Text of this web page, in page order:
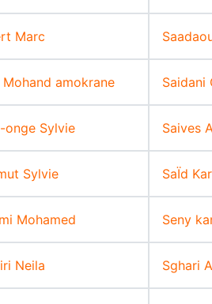
Marc
Mohand amokrane Saidani
onge Sylvie Saives
Sylvie SaÏd
Mohamed Seny
Neila Sghari